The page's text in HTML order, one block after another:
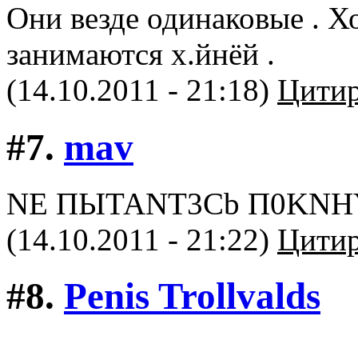
Они везде одинаковые .
занимаются х.йнёй .
(14.10.2011 - 21:18)
#7. mav
NE ПЫТАNТ3Сb
(14.10.2011 - 21:22)
#8. Penis Trollvalds